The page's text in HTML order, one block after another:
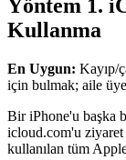
Yöntem 1.
Kullanma
En Uygun: Kayıp/
için bulmak; aile
Bir iPhone'u başka
icloud.com'u
kullanılan tüm Apple